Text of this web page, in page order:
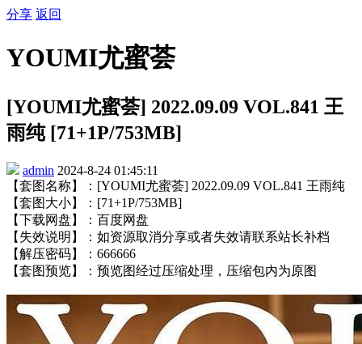
分享 返回
YOUMI尤蜜荟
[YOUMI尤蜜荟] 2022.09.09 VOL.841 王
雨纯 [71+1P/753MB]
admin 2024-8-24 01:45:11
【套图名称】：[YOUMI尤蜜荟] 2022.09.09 VOL.841 王雨纯
【套图大小】：[71+1P/753MB]
【下载网盘】：百度网盘
【失效说明】：如资源取消分享或者失效请联系站长补档
【解压密码】：666666
【套图预览】：预览图经过压缩处理，压缩包内为原图